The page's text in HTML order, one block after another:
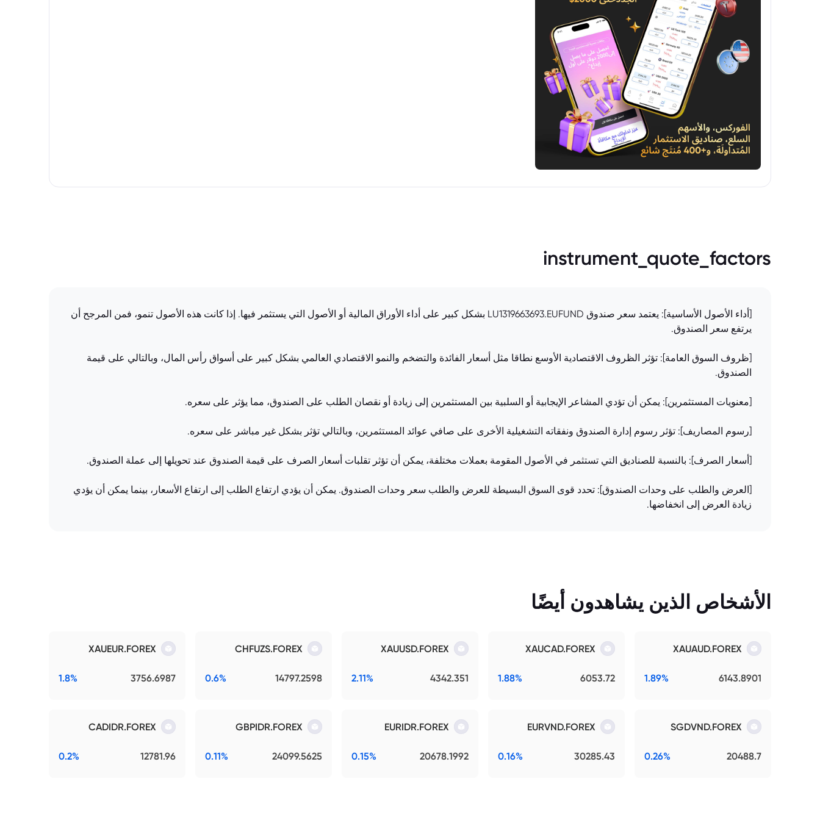
instrument_quote_factors
[أداء الأصول الأساسية]: يعتمد سعر صندوق LU1319663693.EUFUND بشكل كبير على أداء الأوراق المالية أو الأصول التي يستثمر فيها. إذا كانت هذه الأصول تنمو، فمن المرجح أن
يرتفع سعر الصندوق.
[ظروف السوق العامة]: تؤثر الظروف الاقتصادية الأوسع نطاقا مثل أسعار الفائدة والتضخم والنمو الاقتصادي العالمي بشكل كبير على أسواق رأس المال، وبالتالي على قيمة
الصندوق.
[معنويات المستثمرين]: يمكن أن تؤدي المشاعر الإيجابية أو السلبية بين المستثمرين إلى زيادة أو نقصان الطلب على الصندوق، مما يؤثر على سعره.
[رسوم المصاريف]: تؤثر رسوم إدارة الصندوق ونفقاته التشغيلية الأخرى على صافي عوائد المستثمرين، وبالتالي تؤثر بشكل غير مباشر على سعره.
[أسعار الصرف]: بالنسبة للصناديق التي تستثمر في الأصول المقومة بعملات مختلفة، يمكن أن تؤثر تقلبات أسعار الصرف على قيمة الصندوق عند تحويلها إلى عملة الصندوق.
[العرض والطلب على وحدات الصندوق]: تحدد قوى السوق البسيطة للعرض والطلب سعر وحدات الصندوق. يمكن أن يؤدي ارتفاع الطلب إلى ارتفاع الأسعار، بينما يمكن أن يؤدي
زيادة العرض إلى انخفاضها.
الأشخاص الذين يشاهدون أيضًا
XAUAUD.FOREX
6143.8901
1.89%
XAUCAD.FOREX
6053.72
1.88%
XAUUSD.FOREX
4342.351
2.11%
CHFUZS.FOREX
14797.2598
0.6%
XAUEUR.FOREX
3756.6987
1.8%
SGDVND.FOREX
20488.7
0.26%
EURVND.FOREX
30285.43
0.16%
EURIDR.FOREX
20678.1992
0.15%
GBPIDR.FOREX
24099.5625
0.11%
CADIDR.FOREX
12781.96
0.2%